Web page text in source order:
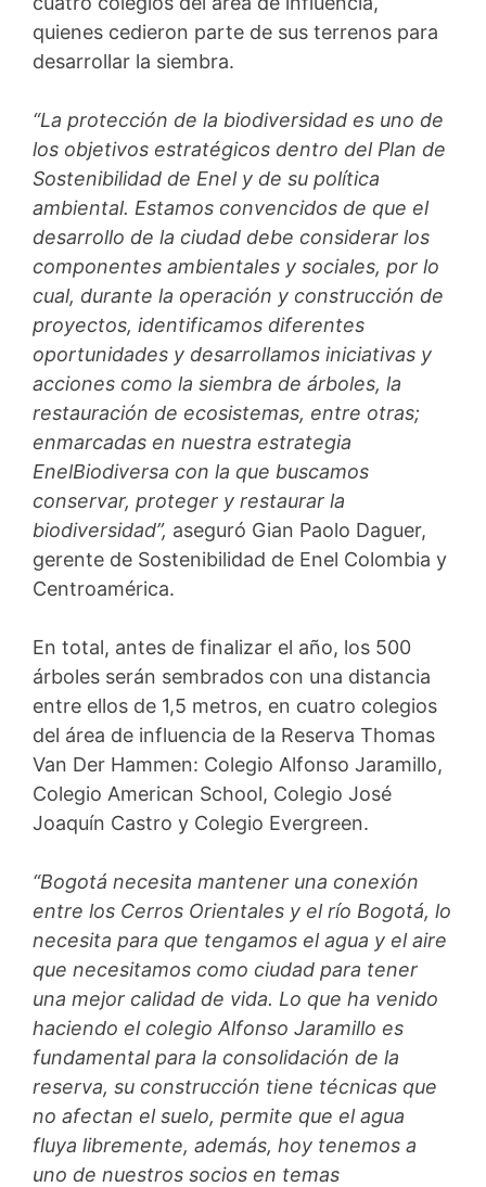
quienes cedieron parte de sus terrenos para
desarrollar la siembra.
“La protección de la biodiversidad es uno de
los objetivos estratégicos dentro del Plan de
Sostenibilidad de Enel y de su política
ambiental. Estamos convencidos de que el
desarrollo de la ciudad debe considerar los
componentes ambientales y sociales, por lo
cual, durante la operación y construcción de
proyectos, identificamos diferentes
oportunidades y desarrollamos iniciativas y
acciones como la siembra de árboles, la
restauración de ecosistemas, entre otras;
enmarcadas en nuestra estrategia
EnelBiodiversa con la que buscamos
conservar, proteger y restaurar la
biodiversidad”, aseguró Gian Paolo Daguer,
gerente de Sostenibilidad de Enel Colombia y
Centroamérica.
En total, antes de finalizar el año, los 500
árboles serán sembrados con una distancia
entre ellos de 1,5 metros, en cuatro colegios
del área de influencia de la Reserva Thomas
Van Der Hammen: Colegio Alfonso Jaramillo,
Colegio American School, Colegio José
Joaquín Castro y Colegio Evergreen.
“Bogotá necesita mantener una conexión
entre los Cerros Orientales y el río Bogotá, lo
necesita para que tengamos el agua y el aire
que necesitamos como ciudad para tener
una mejor calidad de vida. Lo que ha venido
haciendo el colegio Alfonso Jaramillo es
fundamental para la consolidación de la
reserva, su construcción tiene técnicas que
no afectan el suelo, permite que el agua
fluya libremente, además, hoy tenemos a
uno de nuestros socios en temas